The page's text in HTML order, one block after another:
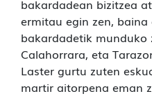
bakardadean bizitzea
ermitau egin zen,
bakardadetik munduko
Calahorrara, eta
Laster gurtu zuten
martir aitorpena eman